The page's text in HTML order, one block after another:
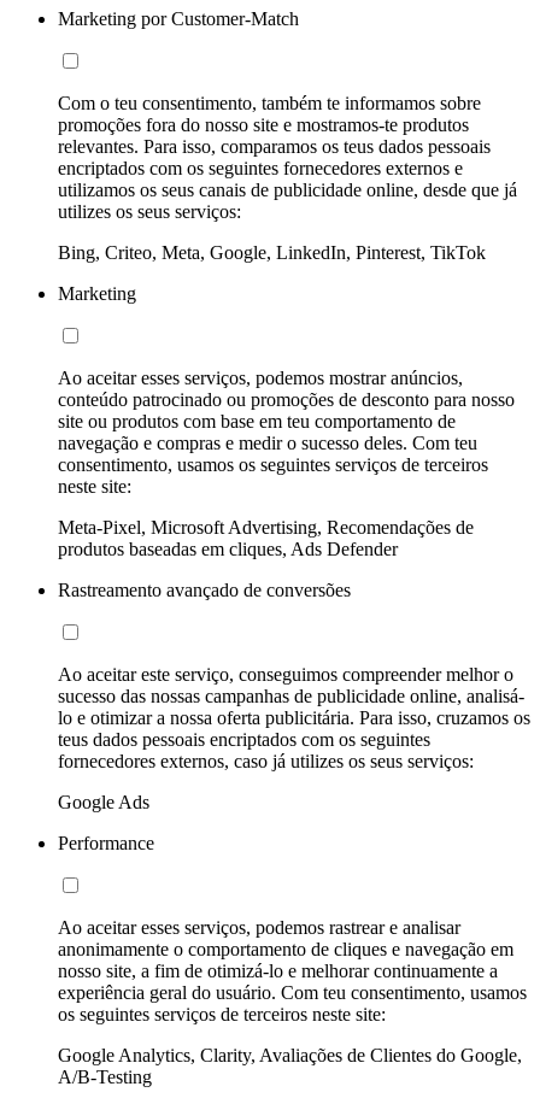
Marketing por Customer-Match
Com o teu consentimento, também te informamos sobre
promoções fora do nosso site e mostramos-te produtos
relevantes. Para isso, comparamos os teus dados pessoais
encriptados com os seguintes fornecedores externos e
utilizamos os seus canais de publicidade online, desde que já
utilizes os seus serviços:
Bing, Criteo, Meta, Google, LinkedIn, Pinterest, TikTok
Marketing
Ao aceitar esses serviços, podemos mostrar anúncios,
conteúdo patrocinado ou promoções de desconto para nosso
site ou produtos com base em teu comportamento de
navegação e compras e medir o sucesso deles. Com teu
consentimento, usamos os seguintes serviços de terceiros
neste site:
Meta-Pixel, Microsoft Advertising, Recomendações de
produtos baseadas em cliques, Ads Defender
Rastreamento avançado de conversões
Ao aceitar este serviço, conseguimos compreender melhor o
sucesso das nossas campanhas de publicidade online, analisá-
lo e otimizar a nossa oferta publicitária. Para isso, cruzamos os
teus dados pessoais encriptados com os seguintes
fornecedores externos, caso já utilizes os seus serviços:
Google Ads
Performance
Ao aceitar esses serviços, podemos rastrear e analisar
anonimamente o comportamento de cliques e navegação em
nosso site, a fim de otimizá-lo e melhorar continuamente a
experiência geral do usuário. Com teu consentimento, usamos
os seguintes serviços de terceiros neste site:
Google Analytics, Clarity, Avaliações de Clientes do Google,
A/B-Testing